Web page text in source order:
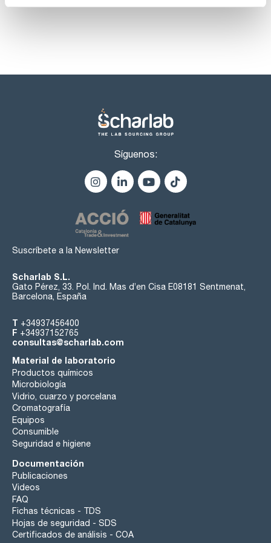
Síguenos:
Suscríbete a la Newsletter
Scharlab S.L.
Gato Pérez, 33. Pol. Ind. Mas d’en Cisa E08181 Sentmenat,
Barcelona, España
T +34937456400
F +34937152765
consultas@scharlab.com
Material de laboratorio
Productos químicos
Microbiología
Vidrio, cuarzo y porcelana
Cromatografía
Equipos
Consumible
Seguridad e higiene
Documentación
Publicaciones
Videos
FAQ
Fichas técnicas - TDS
Hojas de seguridad - SDS
Certificados de análisis - COA